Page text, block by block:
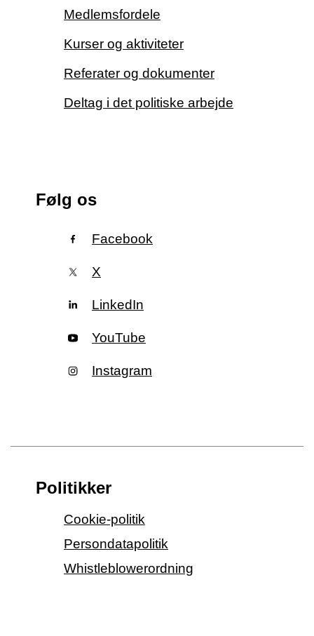
Medlemsfordele
Kurser og aktiviteter
Referater og dokumenter
Deltag i det politiske arbejde
Følg os
Facebook
X
LinkedIn
YouTube
Instagram
Politikker
Cookie-politik
Persondatapolitik
Whistleblowerordning